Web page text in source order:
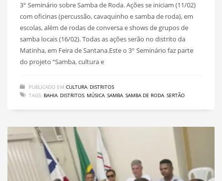
3° Seminário sobre Samba de Roda. Ações se iniciam (11/02)
com oficinas (percussão, cavaquinho e samba de roda), em
escolas, além de rodas de conversa e shows de grupos de
samba locais (16/02). Todas as ações serão no distrito da
Matinha, em Feira de Santana.Este o 3° Seminário faz parte
do projeto “Samba, cultura e
PUBLICADO EM CULTURA, DISTRITOS
TAGS: BAHIA, DISTRITOS, MÚSICA, SAMBA, SAMBA DE RODA, SERTÃO